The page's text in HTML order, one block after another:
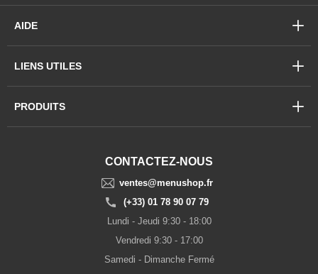
CONTACTEZ-NOUS
ventes@menushop.fr
(+33) 01 78 90 07 79
Lundi - Jeudi 9:30 - 18:00
Vendredi 9:30 - 17:00
Samedi - Dimanche Fermé
AIDE
LIENS UTILES
PRODUITS